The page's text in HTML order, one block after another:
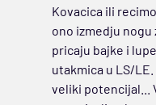
Kovacica ili
ono izmedju
pricaju bajke i
utakmica u LS/
veliki potencijal...